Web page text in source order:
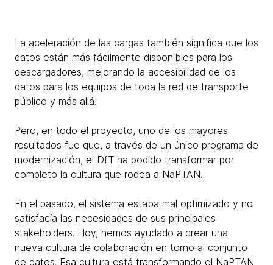
La aceleración de las cargas también significa que los
datos están más fácilmente disponibles para los
descargadores, mejorando la accesibilidad de los
datos para los equipos de toda la red de transporte
público y más allá.
Pero, en todo el proyecto, uno de los mayores
resultados fue que, a través de un único programa de
modernización, el DfT ha podido transformar por
completo la cultura que rodea a NaPTAN.
En el pasado, el sistema estaba mal optimizado y no
satisfacía las necesidades de sus principales
stakeholders. Hoy, hemos ayudado a crear una
nueva cultura de colaboración en torno al conjunto
de datos. Esa cultura está transformando el NaPTAN